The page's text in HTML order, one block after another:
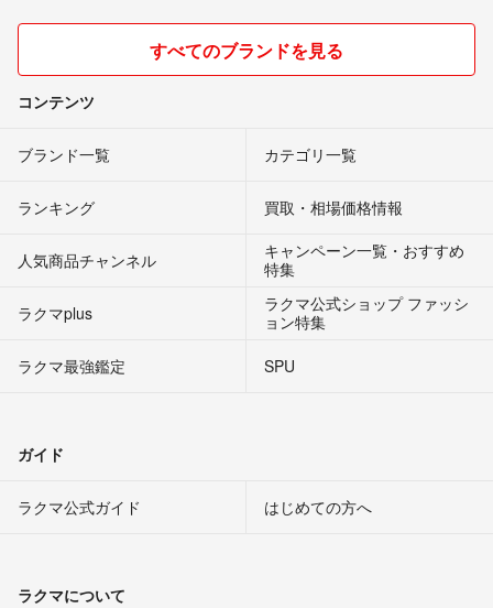
すべてのブランドを見る
コンテンツ
ブランド一覧 カテゴリ一覧
ランキング 買取・相場価格情報
人気商品チャンネル
キャンペーン一覧・おすすめ
特集
ラクマplus
ラクマ公式ショップ ファッシ
ョン特集
ラクマ最強鑑定
SPU
ガイド
ラクマ公式ガイド はじめての方へ
ラクマについて